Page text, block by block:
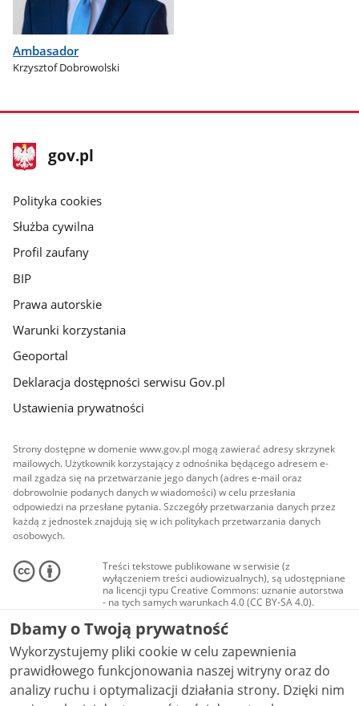
Ambasador
Krzysztof Dobrowolski
stopka
gov.pl
Strona
gov.pl
gov.pl
Polityka cookies
Służba cywilna
Profil zaufany
BIP
Prawa autorskie
Warunki korzystania
Geoportal
Deklaracja dostępności serwisu Gov.pl
Ustawienia prywatności
Strony dostępne w domenie www.gov.pl mogą zawierać adresy skrzynek
mailowych. Użytkownik korzystający z odnośnika będącego adresem e-
mail zgadza się na przetwarzanie jego danych (adres e-mail oraz
dobrowolnie podanych danych w wiadomości) w celu przesłania
odpowiedzi na przesłane pytania. Szczegóły przetwarzania danych przez
każdą z jednostek znajdują się w ich politykach przetwarzania danych
osobowych.
Treści tekstowe publikowane w serwisie (z
wyłączeniem treści audiowizualnych), są udostępniane
na licencji typu Creative Commons: uznanie autorstwa
- na tych samych warunkach 4.0 (CC BY-SA 4.0).
Materiały audiowizualne, w tym zdjęcia, materiały
audio i wideo, są udostępniane na licencji typu
Creative Commons: uznanie autorstwa użycie
niekomercyjne - bez utworów zależnych 4.0 (CC BY-
NC-ND 4.0), o ile nie jest to stwierdzone inaczej.
Dbamy o Twoją prywatność
Wykorzystujemy pliki cookie w celu zapewnienia
prawidłowego funkcjonowania naszej witryny oraz do
analizy ruchu i optymalizacji działania strony. Dzięki nim